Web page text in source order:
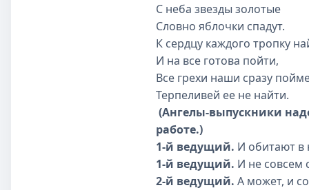
С неба звезды золотые
Словно яблочки спадут.
К сердцу каждого тропку
И на все готова пойти,
Все грехи наши сразу
Терпеливей ее не найти.
(Ангелы-выпускники
работе.)
1-й ведущий. И обитают в
1-й ведущий. И не совсем
2-й ведущий. А может, и